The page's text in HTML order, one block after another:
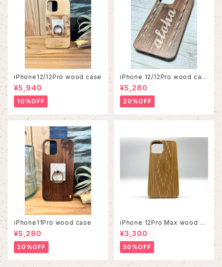
iPhone12/12Pro wood case
¥5,940
10%OFF
iPhone 12/12Pro wood cas
e
¥5,280
20%OFF
iPhone11Pro wood case
¥5,280
20%OFF
iPhone 12Pro Max wood ca
se
¥3,300
50%OFF